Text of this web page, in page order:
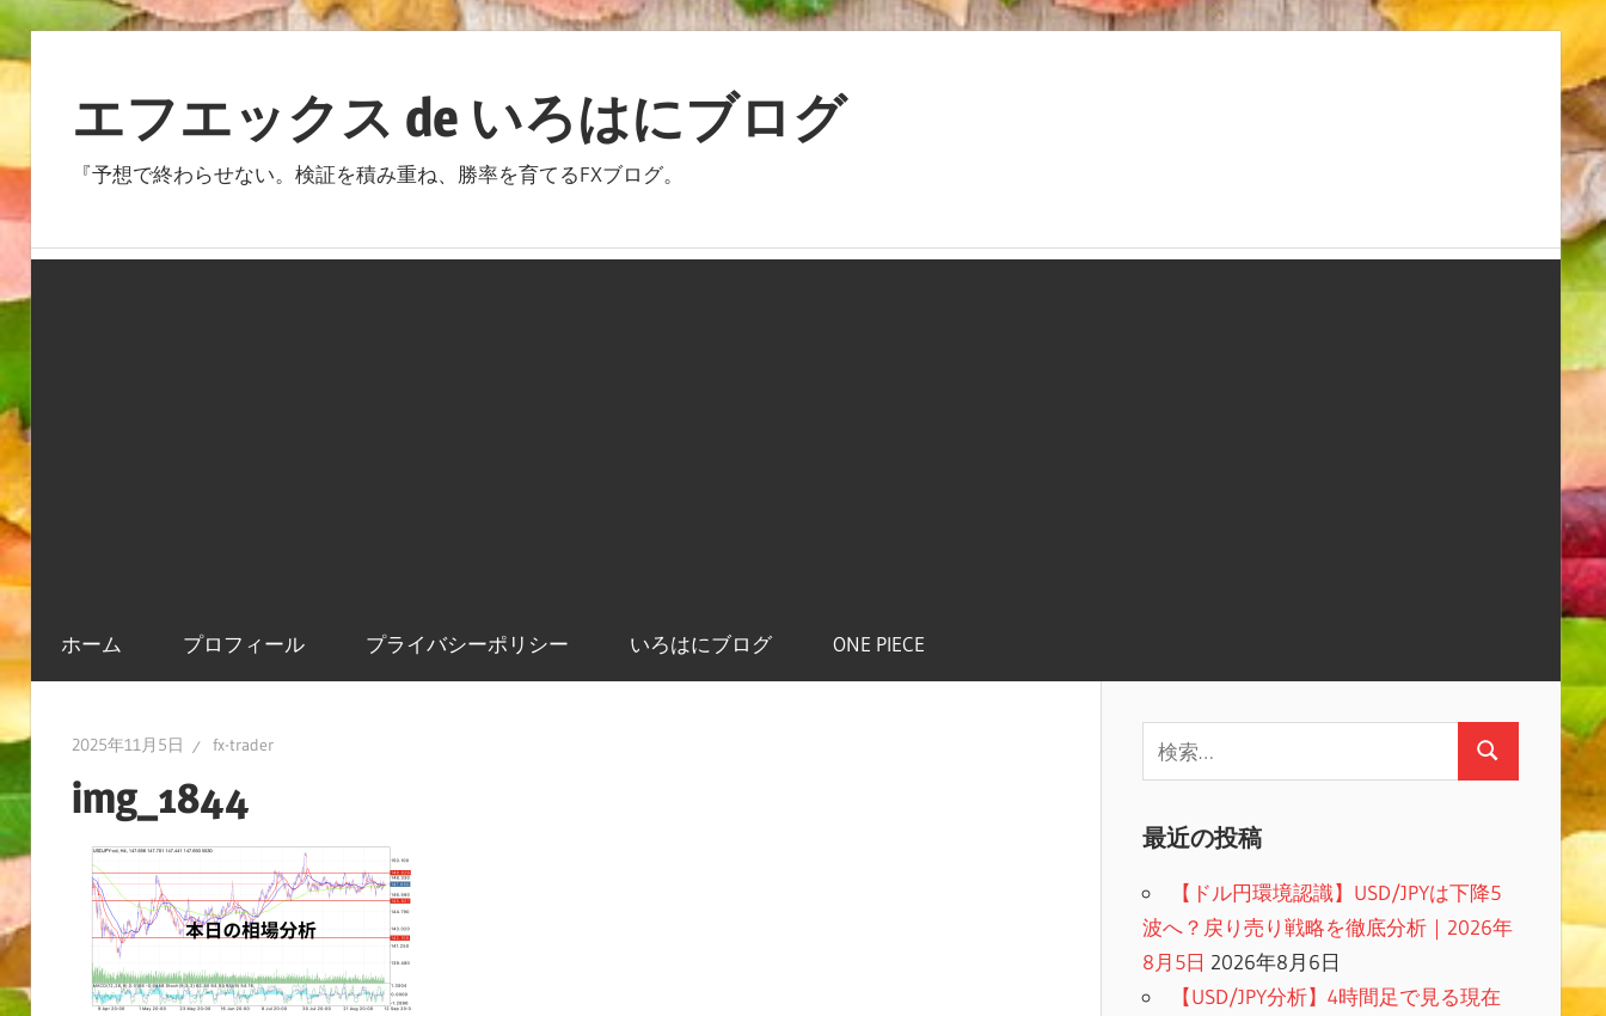
ツ
へ
ス
キ
エフエックス de いろはにブログ
『予想で終わらせない。検証を積み重ね、勝率を育てるFXブログ。
ホーム プロフィール プライバシーポリシー いろはにブログ ONE PIECE
2025年11月5日 fx-trader
img_1844
検
最近の投稿
【ドル円環境認識】USD/JPYは下降5
波へ？戻り売り戦略を徹底分析｜2026年
8月5日 2026年8月6日
【USD/JPY分析】4時間足で見る現在